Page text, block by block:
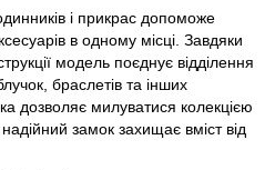
і прикрас допоможе
в одному місці. Завдяки
модель поєднує відділення
браслетів та інших
дозволяє милуватися колекцією
замок захищає вміст від